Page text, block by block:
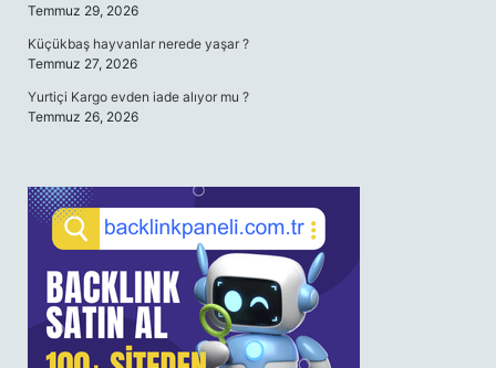
Temmuz 29, 2026
Küçükbaş hayvanlar nerede yaşar ?
Temmuz 27, 2026
Yurtiçi Kargo evden iade alıyor mu ?
Temmuz 26, 2026